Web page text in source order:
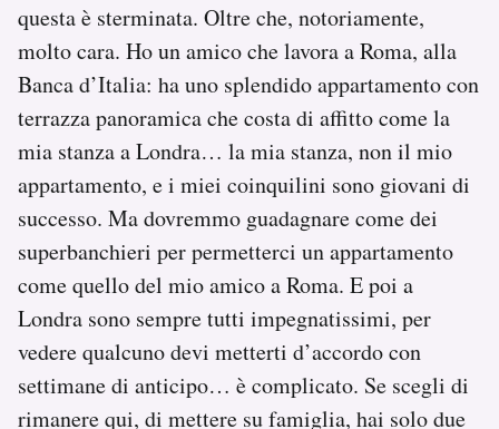
questa è sterminata. Oltre che, notoriamente,
molto cara. Ho un amico che lavora a Roma, alla
Banca d’Italia: ha uno splendido appartamento con
terrazza panoramica che costa di affitto come la
mia stanza a Londra… la mia stanza, non il mio
appartamento, e i miei coinquilini sono giovani di
successo. Ma dovremmo guadagnare come dei
superbanchieri per permetterci un appartamento
come quello del mio amico a Roma. E poi a
Londra sono sempre tutti impegnatissimi, per
vedere qualcuno devi metterti d’accordo con
settimane di anticipo… è complicato. Se scegli di
rimanere qui, di mettere su famiglia, hai solo due